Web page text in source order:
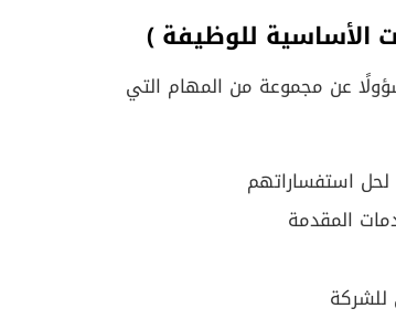
الأساسية للوظيفة )
عن مجموعة من المهام التي
لحل استفساراتهم
المقدمة
للشركة